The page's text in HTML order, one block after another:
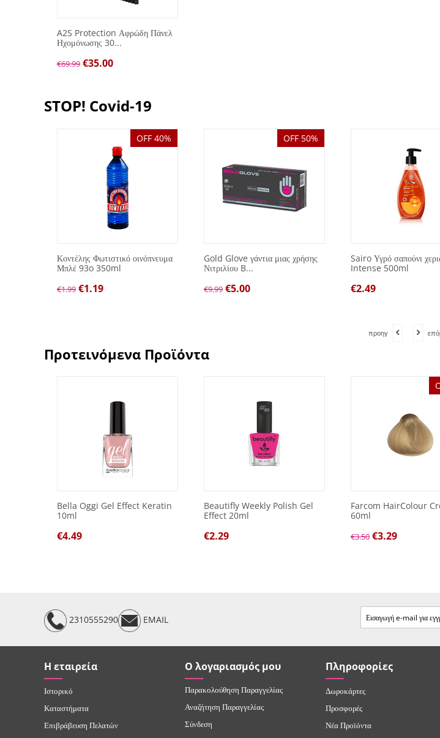
A2S Protection Αφρώδη Πάνελ
Ηχομόνωσης 30...
€69.99 €35.00
STOP! Covid-19
OFF 40%
Κοντέλης Φωτιστικό οινόπνευμα
Μπλέ 93o 350ml
€1.99 €1.19
OFF 50%
Gold Glove γάντια μιας χρήσης
Νιτριλίου B...
€9.99 €5.00
Sairo Υγρό σαπούνι
Intense 500ml
€2.49
προηγ
Προτεινόμενα Προϊόντα
Bella Oggi Gel Effect Keratin
10ml
€4.49
Beautifly Weekly Polish Gel
Effect 20ml
€2.29
Farcom HairColour
60ml
€3.50 €3.29
2310555290 EMAIL
Η εταιρεία
Ιστορικό
Καταστήματα
Επιβράβευση Πελατών
Ο λογαριασμός μου
Παρακολούθηση Παραγγελίας
Αναζήτηση Παραγγελίας
Σύνδεση
Πληροφορίες
Δωροκάρτες
Προσφορές
Νέα Προϊόντα